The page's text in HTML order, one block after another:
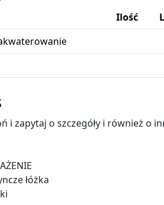
Ilość
i zapytaj o szczegóły i również o
łóżka